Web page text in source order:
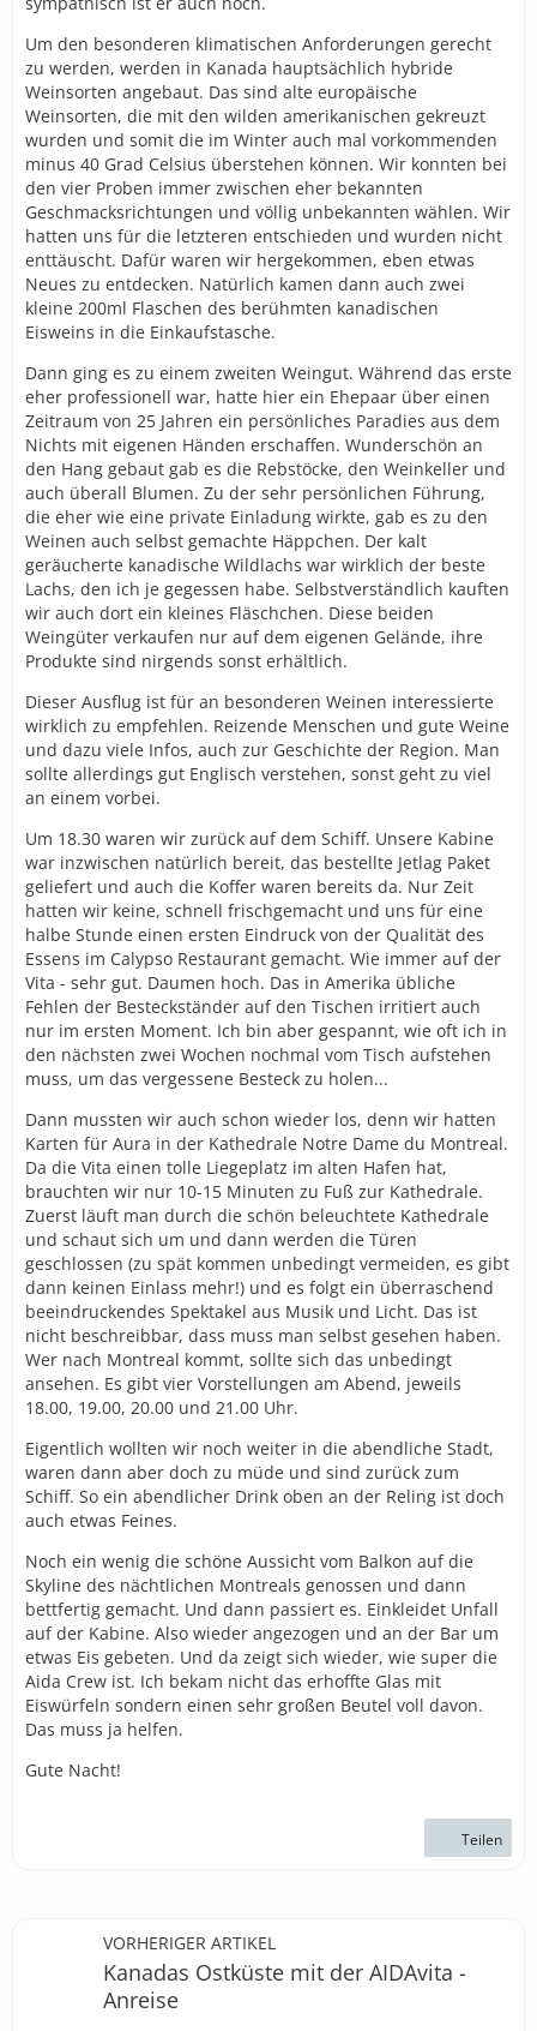
Um den besonderen klimatischen Anforderungen gerecht
zu werden, werden in Kanada hauptsächlich hybride
Weinsorten angebaut. Das sind alte europäische
Weinsorten, die mit den wilden amerikanischen gekreuzt
wurden und somit die im Winter auch mal vorkommenden
minus 40 Grad Celsius überstehen können. Wir konnten bei
den vier Proben immer zwischen eher bekannten
Geschmacksrichtungen und völlig unbekannten wählen. Wir
hatten uns für die letzteren entschieden und wurden nicht
enttäuscht. Dafür waren wir hergekommen, eben etwas
Neues zu entdecken. Natürlich kamen dann auch zwei
kleine 200ml Flaschen des berühmten kanadischen
Eisweins in die Einkaufstasche.
Dann ging es zu einem zweiten Weingut. Während das erste
eher professionell war, hatte hier ein Ehepaar über einen
Zeitraum von 25 Jahren ein persönliches Paradies aus dem
Nichts mit eigenen Händen erschaffen. Wunderschön an
den Hang gebaut gab es die Rebstöcke, den Weinkeller und
auch überall Blumen. Zu der sehr persönlichen Führung,
die eher wie eine private Einladung wirkte, gab es zu den
Weinen auch selbst gemachte Häppchen. Der kalt
geräucherte kanadische Wildlachs war wirklich der beste
Lachs, den ich je gegessen habe. Selbstverständlich kauften
wir auch dort ein kleines Fläschchen. Diese beiden
Weingüter verkaufen nur auf dem eigenen Gelände, ihre
Produkte sind nirgends sonst erhältlich.
Dieser Ausflug ist für an besonderen Weinen interessierte
wirklich zu empfehlen. Reizende Menschen und gute Weine
und dazu viele Infos, auch zur Geschichte der Region. Man
sollte allerdings gut Englisch verstehen, sonst geht zu viel
an einem vorbei.
Um 18.30 waren wir zurück auf dem Schiff. Unsere Kabine
war inzwischen natürlich bereit, das bestellte Jetlag Paket
geliefert und auch die Koffer waren bereits da. Nur Zeit
hatten wir keine, schnell frischgemacht und uns für eine
halbe Stunde einen ersten Eindruck von der Qualität des
Essens im Calypso Restaurant gemacht. Wie immer auf der
Vita - sehr gut. Daumen hoch. Das in Amerika übliche
Fehlen der Besteckständer auf den Tischen irritiert auch
nur im ersten Moment. Ich bin aber gespannt, wie oft ich in
den nächsten zwei Wochen nochmal vom Tisch aufstehen
muss, um das vergessene Besteck zu holen...
Dann mussten wir auch schon wieder los, denn wir hatten
Karten für Aura in der Kathedrale Notre Dame du Montreal.
Da die Vita einen tolle Liegeplatz im alten Hafen hat,
brauchten wir nur 10-15 Minuten zu Fuß zur Kathedrale.
Zuerst läuft man durch die schön beleuchtete Kathedrale
und schaut sich um und dann werden die Türen
geschlossen (zu spät kommen unbedingt vermeiden, es gibt
dann keinen Einlass mehr!) und es folgt ein überraschend
beeindruckendes Spektakel aus Musik und Licht. Das ist
nicht beschreibbar, dass muss man selbst gesehen haben.
Wer nach Montreal kommt, sollte sich das unbedingt
ansehen. Es gibt vier Vorstellungen am Abend, jeweils
18.00, 19.00, 20.00 und 21.00 Uhr.
Eigentlich wollten wir noch weiter in die abendliche Stadt,
waren dann aber doch zu müde und sind zurück zum
Schiff. So ein abendlicher Drink oben an der Reling ist doch
auch etwas Feines.
Noch ein wenig die schöne Aussicht vom Balkon auf die
Skyline des nächtlichen Montreals genossen und dann
bettfertig gemacht. Und dann passiert es. Einkleidet Unfall
auf der Kabine. Also wieder angezogen und an der Bar um
etwas Eis gebeten. Und da zeigt sich wieder, wie super die
Aida Crew ist. Ich bekam nicht das erhoffte Glas mit
Eiswürfeln sondern einen sehr großen Beutel voll davon.
Das muss ja helfen.
Gute Nacht!
Teilen
VORHERIGER ARTIKEL
Kanadas Ostküste mit der AIDAvita -
Anreise